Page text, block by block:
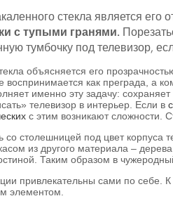
стекла является его
с тупыми гранями.
тумбочку под телевизор,
объясняется его
воспринимается как преграда, а
именно эту задачу: сохраняет
телевизор в интерьер. Если в
с этим возникают сложности.
столешницей под цвет корпуса
из другого материала –
Таким образом в
привлекательны сами по себе.
элементом.